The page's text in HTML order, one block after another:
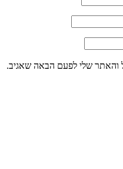
והאתר שלי לפעם הבאה שאגיב.